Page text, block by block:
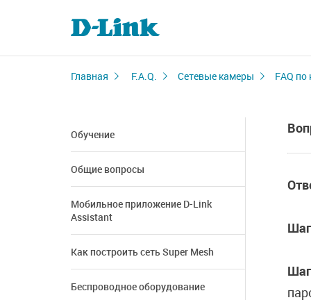
Главная F.A.Q. Сетевые камеры FAQ по
Обучение
Общие вопросы
Мобильное приложение D-Link
Assistant
Как построить сеть Super Mesh
Беспроводное оборудование